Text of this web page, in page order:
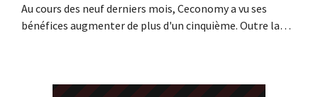
Au cours des neuf derniers mois, Ceconomy a vu ses
bénéfices augmenter de plus d'un cinquième. Outre la